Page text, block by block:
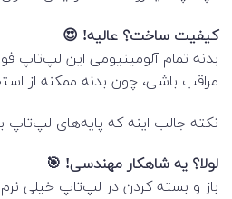
کیفیت ساخت؟ عالیه! 😍
بدنه تمام آلومینیومی این لپ‌تاپ
مراقب باشی، چون بدنه ممکنه از
نکته جالب اینه که پایه‌های
لولا؟ یه شاهکار مهندسی! 🎯
باز و بسته کردن در لپ‌تاپ خیلی نرم